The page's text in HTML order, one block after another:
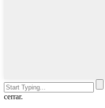
cerrar.